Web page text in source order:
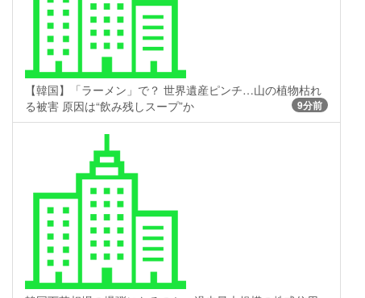
【韓国】「ラーメン」で？ 世界遺産ピンチ…山の植物枯れ
る被害 原因は“飲み残しスープ”か
9分前